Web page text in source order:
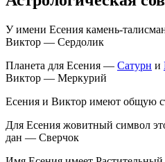
У имени Есения камень-
Виктор — Сердолик
Планета для Есения — Сатурн и
Виктор — Меркурий
Есения и Виктор имеют общую
Для Есения жовитный символ
дан — Сверчок